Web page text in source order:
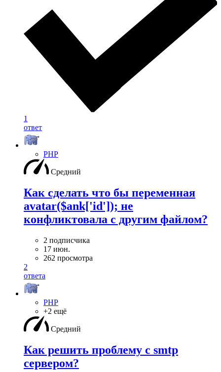
1
ответ
PHP
Средний
Как сделать что бы переменная
avatar($ank['id']); не
конфликтовала с другим файлом?
2 подписчика
17 июн.
262 просмотра
2
ответа
PHP
+2 ещё
Средний
Как решить проблему с smtp
сервером?